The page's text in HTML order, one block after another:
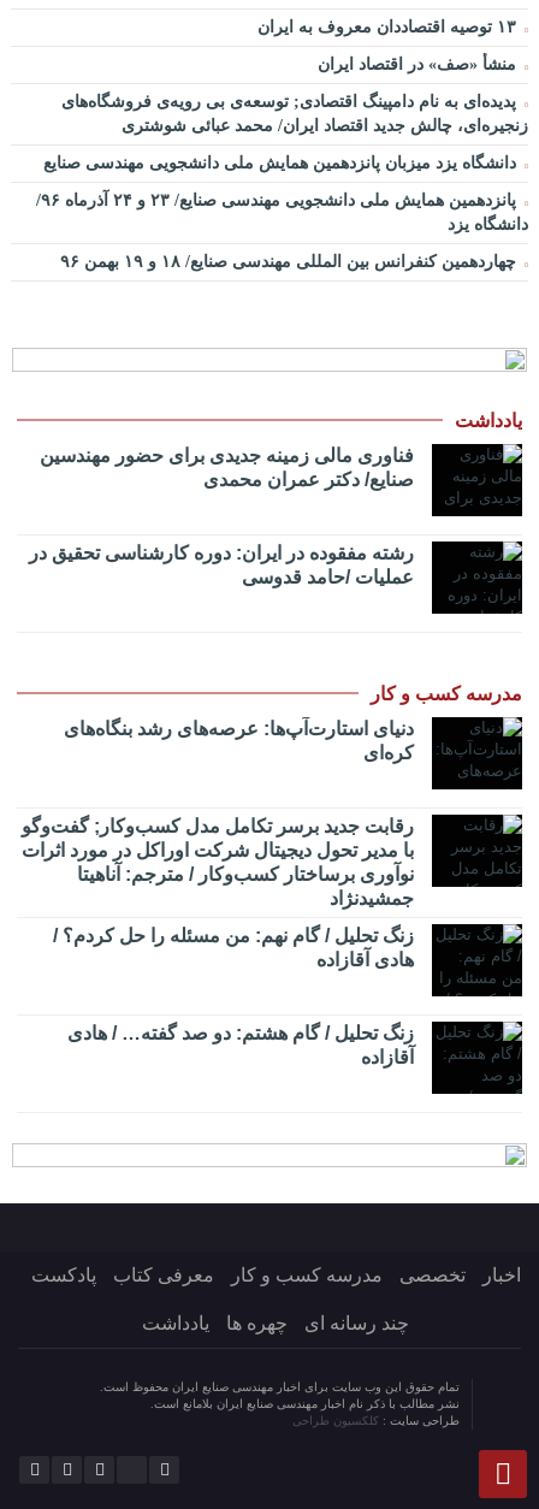
۱۳ توصیه اقتصاددان معروف به ایران
منشأ «صف» در اقتصاد ایران
پدیده‌ای به نام دامپینگ اقتصادی; توسعه‌ی بی رویه‌ی فروشگاه‌های
زنجیره‌ای، چالش جدید اقتصاد ایران/ محمد عبائی شوشتری
دانشگاه یزد میزبان پانزدهمین همایش ملی دانشجویی مهندسی صنایع
پانزدهمین همایش ملی دانشجویی مهندسی صنایع/ ۲۳ و ۲۴ آذرماه ۹۶/
دانشگاه یزد
چهاردهمین کنفرانس بین المللی مهندسی صنایع/ ۱۸ و ۱۹ بهمن ۹۶
یادداشت
فناوری مالی زمینه جدیدی برای حضور مهندسین
صنایع/ دکتر عمران محمدی
رشته مفقوده در ایران: دوره کارشناسی تحقیق در
عملیات /حامد قدوسی
مدرسه کسب و کار
دنیای استارت‌آپ‌ها: عرصه‌های رشد بنگاه‌های
کره‌ای‌
رقابت جدید برسر تکامل مدل کسب‌و‌کار; گفت‌وگو
با مدیر تحول دیجیتال شرکت اوراکل در مورد اثرات
نوآوری برساختار کسب‌وکار / مترجم: آناهیتا
جمشیدنژاد
زنگ تحلیل / گام نهم: من مسئله را حل کردم؟ /
هادی آقازاده
زنگ تحلیل / گام هشتم: دو صد گفته… / هادی
آقازاده
اخبار تخصصی مدرسه کسب و کار معرفی کتاب پادکست
چند رسانه ای چهره ها یادداشت
تمام حقوق این وب سایت برای اخبار مهندسی صنایع ایران محفوظ است.
نشر مطالب با ذکر نام اخبار مهندسی صنایع ایران بلامانع است.
طراحی سایت : کلکسیون طراحی